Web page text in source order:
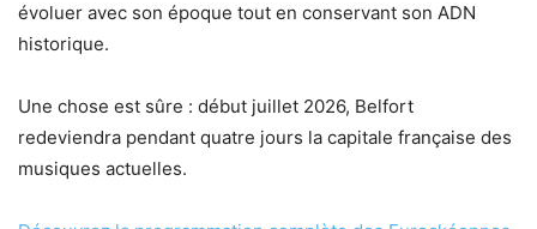
évoluer avec son époque tout en conservant son ADN
historique.
Une chose est sûre : début juillet 2026, Belfort
redeviendra pendant quatre jours la capitale française des
musiques actuelles.